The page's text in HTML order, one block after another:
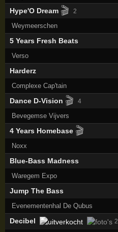
Hype'O Dream 🎬 2
Weymeerschen
5 Years Fresh Beats
Verso
Harderz
Complexe Cap'tain
Dance D-Vision 🎬 4
Bevegemse Vijvers
4 Years Homebase 🎬
Noxx
Blue-Bass Madness
Waregem Expo
Jump The Bass
Evenementenhal De Qubus
Decibel 2